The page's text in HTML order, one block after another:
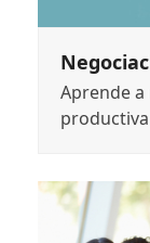
Aprende
productiva